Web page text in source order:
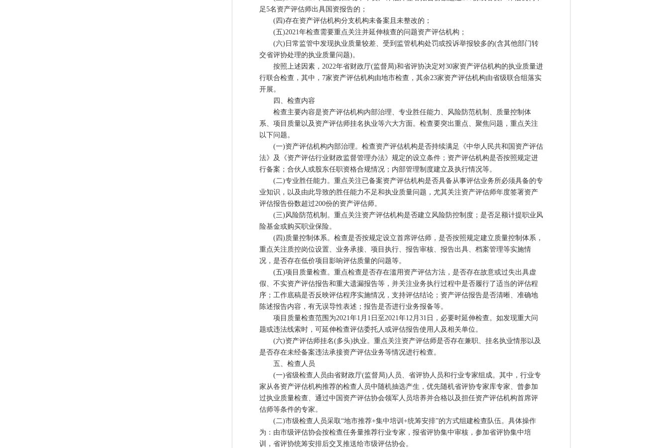
足5名资产评估师出具国资报告的；
(四)存在资产评估机构分支机构未备案且未整改的；
(五)2021年检查需要重点关注并延伸核查的问题资产评估机构；
(六)日常监管中发现执业质量较差、受到监管机构处罚或投诉举报较多的(含其他部门转
交省评协处理的执业质量问题)。
按照上述因素，2022年省财政厅(监督局)和省评协决定对30家资产评估机构的执业质量进
行联合检查，其中，7家资产评估机构由地市检查，其余23家资产评估机构由省级联合组落实
开展。
四、检查内容
检查主要内容是资产评估机构内部治理、专业胜任能力、风险防范机制、质量控制体
系、项目质量以及资产评估师挂名执业等六大方面。检查要突出重点、聚焦问题，重点关注
以下问题。
(一)资产评估机构内部治理。检查资产评估机构是否持续满足《中华人民共和国资产评估
法》及《资产评估行业财政监督管理办法》规定的设立条件；资产评估机构是否按照规定进
行备案；合伙人或股东任职资格合规情况；内部管理制度建立及执行情况等。
(二)专业胜任能力。重点关注已备案资产评估机构是否具备从事评估业务所必须具备的专
业知识，以及由此导致的胜任能力不足和执业质量问题，尤其关注资产评估师年度签署资产
评估报告份数超过200份的资产评估师。
(三)风险防范机制。重点关注资产评估机构是否建立风险防控制度；是否足额计提职业风
险基金或购买职业保险。
(四)质量控制体系。检查是否按规定设立首席评估师，是否按照规定建立质量控制体系，
重点关注质控岗位设置、业务承接、项目执行、报告审核、报告出具、档案管理等实施情
况，是否存在低价项目影响评估质量的问题等。
(五)项目质量检查。重点检查是否存在滥用资产评估方法，是否存在故意或过失出具虚
假、不实资产评估报告和重大遗漏报告等，并关注业务执行过程中是否履行了适当的评估程
序；工作底稿是否反映评估程序实施情况，支持评估结论；资产评估报告是否清晰、准确地
陈述报告内容，有无误导性表述；报告是否进行业务报备等。
项目质量检查范围为2021年1月1日至2021年12月31日，必要时延伸检查。如发现重大问
题或违法线索时，可延伸检查评估委托人或评估报告使用人及相关单位。
(六)资产评估师挂名(多头)执业。重点关注资产评估师是否存在兼职、挂名执业情形以及
是否存在未经备案违法承接资产评估业务等情况进行检查。
五、检查人员
(一)省级检查人员由省财政厅(监督局)人员、省评协人员和行业专家组成。其中，行业专
家从各资产评估机构推荐的检查人员中随机抽选产生，优先随机省评协专家库专家、曾参加
过执业质量检查、通过中国资产评估协会领军人员培养并合格以及担任资产评估机构首席评
估师等条件的专家。
(二)市级检查人员采取“地市推荐+集中培训+统筹安排”的方式组建检查队伍。具体操作
为：由市级评估协会按检查任务量推荐行业专家，报省评协集中审核，参加省评协集中培
训，省评协统筹安排后交叉推送给市级评估协会。